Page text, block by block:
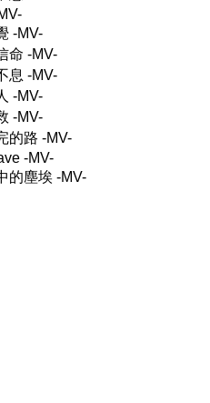
-MV-
命 -MV-
息 -MV-
-MV-
-MV-
的路 -MV-
-MV-
的塵埃 -MV-